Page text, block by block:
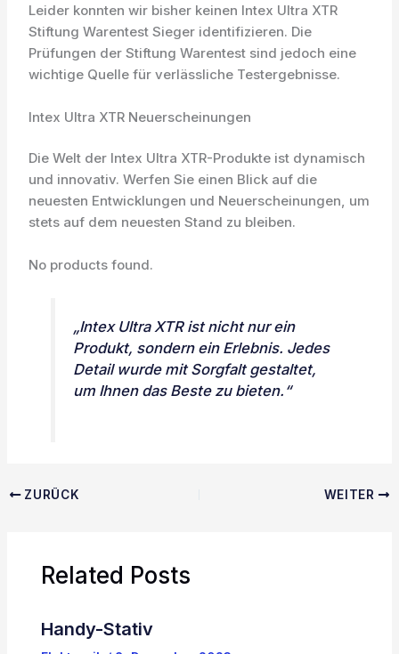
Leider konnten wir bisher keinen Intex Ultra XTR
Stiftung Warentest Sieger identifizieren. Die
Prüfungen der Stiftung Warentest sind jedoch eine
wichtige Quelle für verlässliche Testergebnisse.
Intex Ultra XTR Neuerscheinungen
Die Welt der Intex Ultra XTR-Produkte ist dynamisch
und innovativ. Werfen Sie einen Blick auf die
neuesten Entwicklungen und Neuerscheinungen, um
stets auf dem neuesten Stand zu bleiben.
No products found.
„Intex Ultra XTR ist nicht nur ein
Produkt, sondern ein Erlebnis. Jedes
Detail wurde mit Sorgfalt gestaltet,
um Ihnen das Beste zu bieten.“
ZURÜCK WEITER
Related Posts
Handy-Stativ